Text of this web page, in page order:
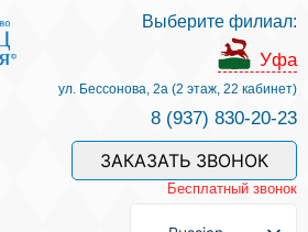
Выберите филиал:
Уфа
ул. Бессонова, 2а (2 этаж, 22 кабинет)
8 (937) 830-20-23
ЗАКАЗАТЬ ЗВОНОК
Бесплатный звонок